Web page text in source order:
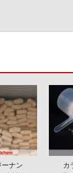
ーナン
カ